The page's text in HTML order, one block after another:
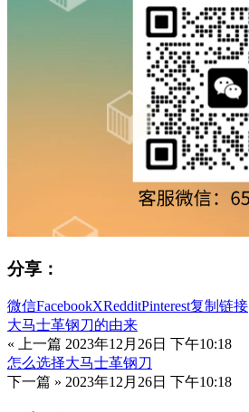
分享：
微信FacebookXRedditPinterest复制链接
大马士革钢刀的由来
« 上一篇 2023年12月26日 下午10:18
怎么选择大马士革钢刀
下一篇 » 2023年12月26日 下午10:18